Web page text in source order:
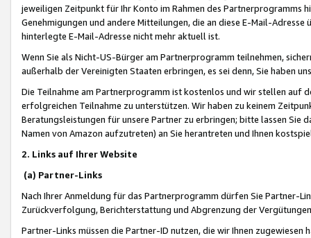
jeweiligen Zeitpunkt für Ihr Konto im Rahmen des Partnerprogramms
Genehmigungen und andere Mitteilungen, die an diese E-Mail-
hinterlegte E-Mail-Adresse nicht mehr aktuell ist.
Wenn Sie als Nicht-US-Bürger am Partnerprogramm teilnehmen,
außerhalb der Vereinigten Staaten erbringen, es sei denn, Sie haben
Die Teilnahme am Partnerprogramm ist kostenlos und wir stellen auf
erfolgreichen Teilnahme zu unterstützen. Wir haben zu keinem
Beratungsleistungen für unsere Partner zu erbringen; bitte lassen Sie
Namen von Amazon aufzutreten) an Sie herantreten und Ihnen
2. Links auf Ihrer Website
(a) Partner-Links
Nach Ihrer Anmeldung für das Partnerprogramm dürfen Sie Partner-
Zurückverfolgung, Berichterstattung und Abgrenzung der
Partner-Links müssen die Partner-ID nutzen, die wir Ihnen zugewiesen